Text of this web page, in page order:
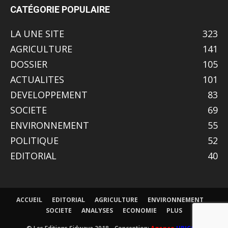
CATÉGORIE POPULAIRE
LA UNE SITE
323
AGRICULTURE
141
DOSSIER
105
ACTUALITES
101
DEVELOPPEMENT
83
SOCIETE
69
ENVIRONNEMENT
55
POLITIQUE
52
EDITORIAL
40
ACCUEIL EDITORIAL AGRICULTURE
ENVIRONNEMENT
SOCIETE
ANALYSES ECONOMIE PLUS